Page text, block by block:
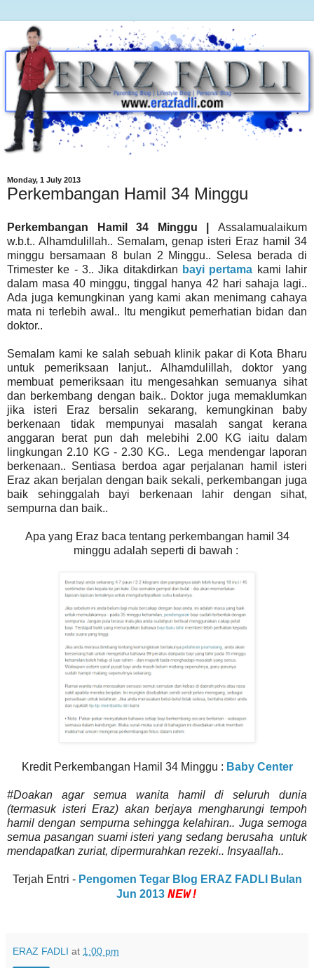
Monday, 1 July 2013
Perkembangan Hamil 34 Minggu
Perkembangan Hamil 34 Minggu | Assalamualaikum
w.b.t.. Alhamdulillah.. Semalam, genap isteri Eraz hamil 34
minggu bersamaan 8 bulan 2 Minggu.. Selesa berada di
Trimester ke - 3.. Jika ditakdirkan bayi pertama kami lahir
dalam masa 40 minggu, tinggal hanya 42 hari sahaja lagi..
Ada juga kemungkinan yang kami akan menimang cahaya
mata ni terlebih awal.. Itu mengikut pemerhatian bidan dan
doktor..
Semalam kami ke salah sebuah klinik pakar di Kota Bharu
untuk pemeriksaan lanjut.. Alhamdulillah, doktor yang
membuat pemeriksaan itu mengesahkan semuanya sihat
dan berkembang dengan baik.. Doktor juga memaklumkan
jika isteri Eraz bersalin sekarang, kemungkinan baby
berkenaan tidak mempunyai masalah sangat kerana
anggaran berat pun dah melebihi 2.00 KG iaitu dalam
lingkungan 2.10 KG - 2.30 KG.. Lega mendengar laporan
berkenaan.. Sentiasa berdoa agar perjalanan hamil isteri
Eraz akan berjalan dengan baik sekali, perkembangan juga
baik sehinggalah bayi berkenaan lahir dengan sihat,
sempurna dan baik..
Apa yang Eraz baca tentang perkembangan hamil 34
minggu adalah seperti di bawah :
Kredit Perkembangan Hamil 34 Minggu : Baby Center
#Doakan agar semua wanita hamil di seluruh dunia
(termasuk isteri Eraz) akan berjaya mengharungi tempoh
hamil dengan sempurna sehingga kelahiran.. Juga semoga
semua pasangan suami isteri yang sedang berusaha untuk
mendapatkan zuriat, dipermurahkan rezeki.. Insyaallah..
Terjah Entri - Pengomen Tegar Blog ERAZ FADLI Bulan
Jun 2013 NEW!
ERAZ FADLI at 1:00 pm